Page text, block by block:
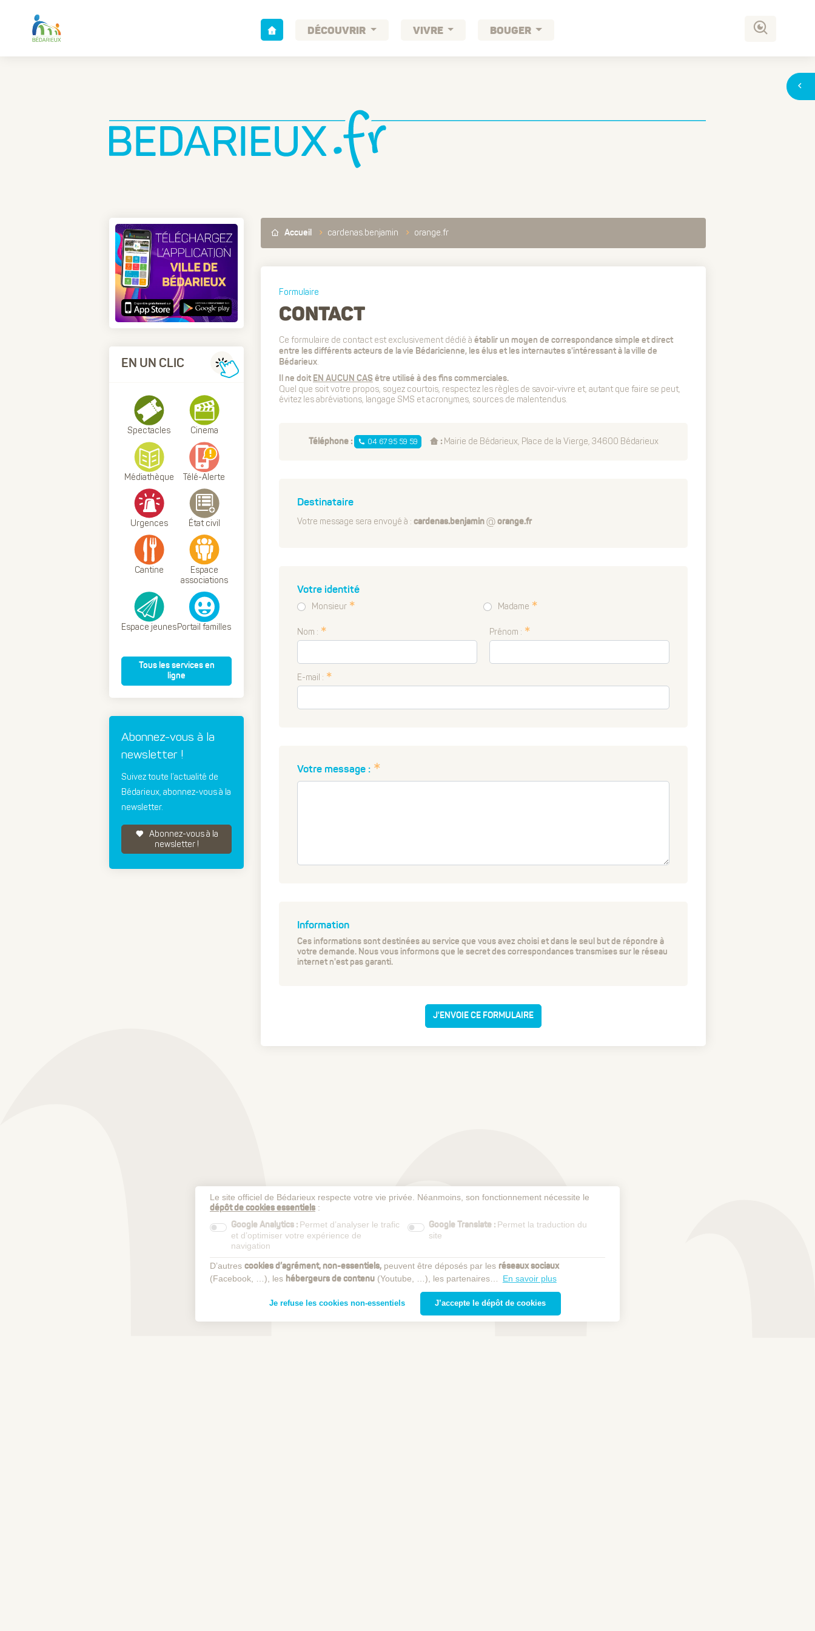
Le site officiel de Bédarieux respecte votre vie privée. Néanmoins, son fonctionnement nécessite le
dépôt de cookies essentiels :
Google Analytics : Permet d’analyser le trafic
et d’optimiser votre expérience de
navigation
Google Translate : Permet la traduction du
site
D’autres cookies d’agrément, non-essentiels, peuvent être déposés par les réseaux sociaux
(Facebook, …), les hébergeurs de contenu (Youtube, …), les partenaires… En savoir plus
Je refuse les cookies non-essentiels J’accepte le dépôt de cookies
DÉCOUVRIR VIVRE BOUGER
EN UN CLIC
Spectacles Cinema
Médiathèque Télé-Alerte
Urgences État civil
Cantine
Espace
associations
Espace jeunesPortail familles
Tous les services en
ligne
Abonnez-vous à la
newsletter !
Suivez toute l’actualité de
Bédarieux, abonnez-vous à la
newsletter.
Abonnez-vous à la
newsletter !
Accueil cardenas.benjamin orange.fr
Formulaire
CONTACT
Ce formulaire de contact est exclusivement dédié à établir un moyen de correspondance simple et direct
entre les différents acteurs de la vie Bédaricienne, les élus et les internautes s'intéressant à la ville de
Bédarieux.
Il ne doit EN AUCUN CAS être utilisé à des fins commerciales.
Quel que soit votre propos, soyez courtois, respectez les règles de savoir-vivre et, autant que faire se peut,
évitez les abréviations, langage SMS et acronymes, sources de malentendus.
Téléphone : 04 67 95 59 59 : Mairie de Bédarieux, Place de la Vierge, 34600 Bédarieux
Destinataire
Votre message sera envoyé à : cardenas.benjamin orange.fr
Votre identité
Monsieur
Madame
Nom : Prénom :
E-mail :
Votre message :
Information
Ces informations sont destinées au service que vous avez choisi et dans le seul but de répondre à
votre demande. Nous vous informons que le secret des correspondances transmises sur le réseau
internet n'est pas garanti.